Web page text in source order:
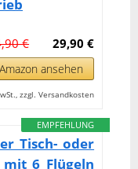
29,90 €
€
ansehen
zzgl. Versandkosten
EMPFEHLUNG
Tisch- oder
6 Flügeln